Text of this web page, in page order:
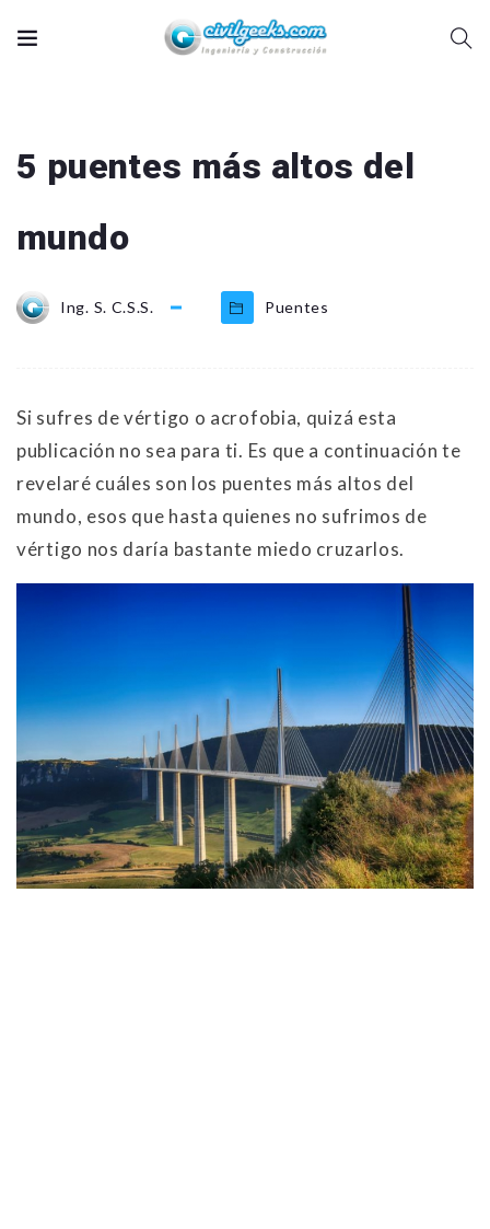
5 puentes más altos del
mundo
Ing. S. C.S.S. Puentes
Si sufres de vértigo o acrofobia, quizá esta
publicación no sea para ti. Es que a continuación te
revelaré cuáles son los puentes más altos del
mundo, esos que hasta quienes no sufrimos de
vértigo nos daría bastante miedo cruzarlos.